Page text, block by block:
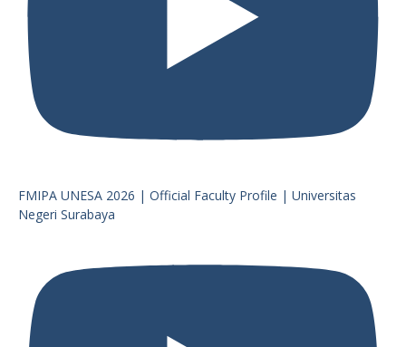
FMIPA UNESA 2026 | Official Faculty Profile | Universitas
Negeri Surabaya